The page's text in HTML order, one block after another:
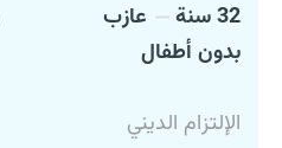
32 سنة
عازب
بدون أطفال
الإلتزام الديني